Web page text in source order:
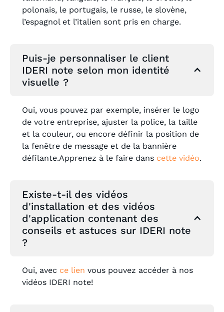
polonais, le portugais, le russe, le slovène,
l’espagnol et l’italien sont pris en charge.
Puis-je personnaliser le client
IDERI note selon mon identité
visuelle ?
Oui, vous pouvez par exemple, insérer le logo
de votre entreprise, ajuster la police, la taille
et la couleur, ou encore définir la position de
la fenêtre de message et de la bannière
défilante.Apprenez à le faire dans cette vidéo.
Existe-t-il des vidéos
d'installation et des vidéos
d'application contenant des
conseils et astuces sur IDERI note
?
Oui, avec ce lien vous pouvez accéder à nos
vidéos IDERI note!